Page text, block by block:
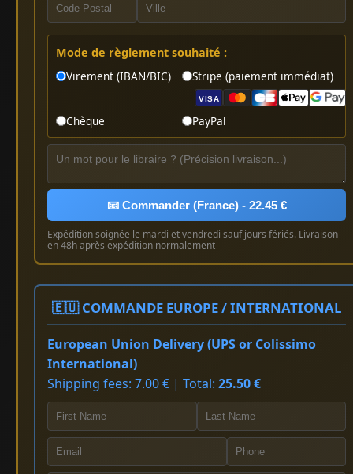
Mode de règlement souhaité :
Virement (IBAN/BIC)
Stripe (paiement immédiat)
VISA
Chèque PayPal
📧 Commander (France) - 22.45 €
Expédition soignée le mardi et vendredi sauf jours fériés. Livraison
en 48h après expédition normalement
🇪🇺 COMMANDE EUROPE / INTERNATIONAL
European Union Delivery (UPS or Colissimo
International)
Shipping fees: 7.00 € | Total: 25.50 €